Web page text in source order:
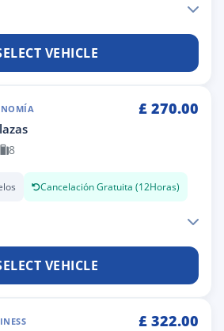
VEHICLE
£ 270.00
8
Cancelación Gratuita (12Horas)
VEHICLE
£ 322.00